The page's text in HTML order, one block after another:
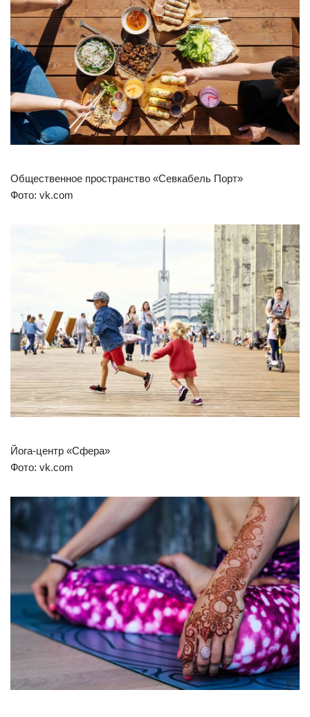
Общественное пространство «Севкабель Порт»
Фото: vk.com
Йога-центр «Сфера»
Фото: vk.com